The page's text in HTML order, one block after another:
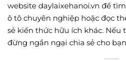
website daylaixehanoi.vn để
ô tô chuyên nghiệp hoặc đọc
sẻ kiến thức hữu ích khác. Nếu
đừng ngần ngại chia sẻ cho